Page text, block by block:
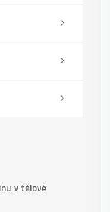
v tělové